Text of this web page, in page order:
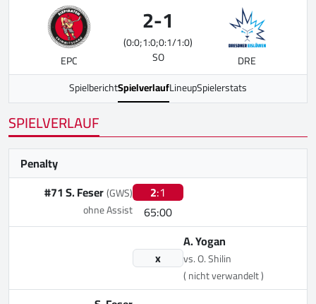
EPC
2-1
(0:0;1:0;0:1/1:0)
SO
DRE
SpielberichtSpielverlaufLineupSpielerstats
SPIELVERLAUF
Penalty
2:1
65:00
#71 S. Feser(GWS)
ohne Assist
x
A. Yogan
vs. O. Shilin
( nicht verwandelt )